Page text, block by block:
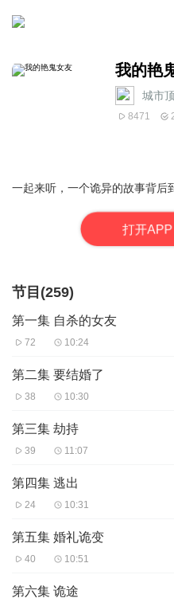
我的艳
城市
8471
一起来听，一个诡异的故事背后
打开AP
节目(259)
第一集 自杀的女友
72 10:24
第二集 要结婚了
38 10:30
第三集 劫持
39 11:07
第四集 逃出
24 10:31
第五集 婚礼诡变
40 10:51
第六集 诡途